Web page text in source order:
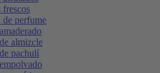
frescos
de perfume
almizcle
pachulí